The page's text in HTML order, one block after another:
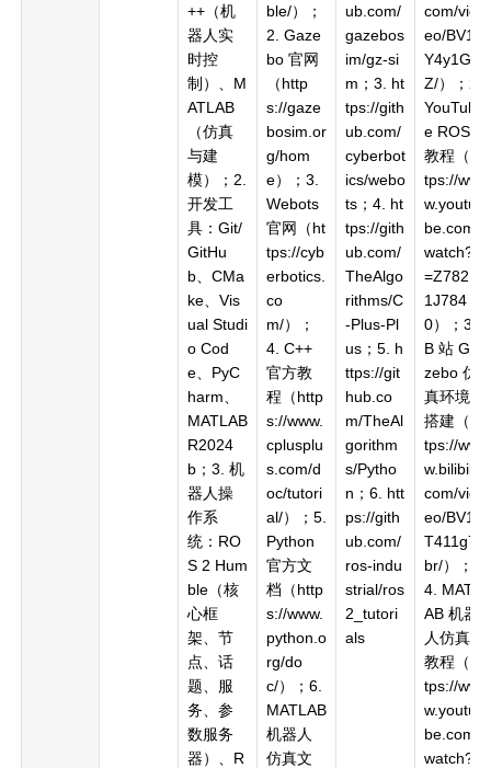
++（机
器人实
时控
制）、M
ATLAB
（仿真
与建
模）；2.
开发工
具：Git/
GitHu
b、CMa
ke、Vis
ual Studi
o Cod
e、PyC
harm、
MATLAB
R2024
b；3. 机
器人操
作系
统：RO
S 2 Hum
ble（核
心框
架、节
点、话
题、服
务、参
数服务
器）、R
ble/）；
2. Gaze
bo 官网
（http
s://gaze
bosim.or
g/hom
e）；3.
Webots
官网（ht
tps://cyb
erbotics.
co
m/）；
4. C++
官方教
程（http
s://www.
cplusplu
s.com/d
oc/tutori
al/）；5.
Python
官方文
档（http
s://www.
python.o
rg/do
c/）；6.
MATLAB
机器人
仿真文
ub.com/
gazebos
im/gz-si
m；3. ht
tps://gith
ub.com/
cyberbot
ics/webo
ts；4. ht
tps://gith
ub.com/
TheAlgo
rithms/C
-Plus-Pl
us；5. h
ttps://git
hub.co
m/TheAl
gorithm
s/Pytho
n；6. htt
ps://gith
ub.com/
ros-indu
strial/ros
2_tutori
als
com/vid
eo/BV1d
Y4y1G7i
Z/）；2.
YouTub
e ROS 2
教程（ht
tps://ww
w.youtu
be.com/
watch?v
=Z782P
1J784
0）；3.
B 站 Ga
zebo 仿
真环境
搭建（ht
tps://ww
w.bilibili.
com/vid
eo/BV1Y
T411g7
br/）；
4. MATL
AB 机器
人仿真
教程（ht
tps://ww
w.youtu
be.com/
watch?v